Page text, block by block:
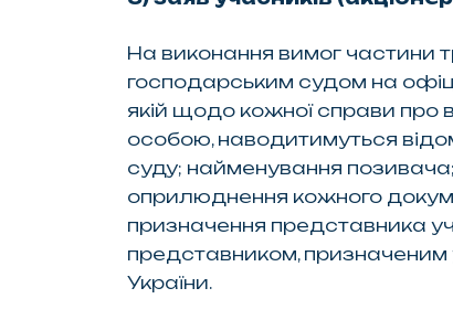
На виконання вимог частини
господарським судом на
якій щодо кожної справи про
особою, наводитимуться
суду; найменування
оприлюднення кожного
призначення представника
представником, призначеним
України.